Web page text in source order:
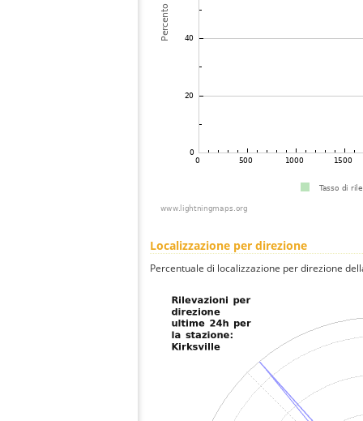
Localizzazione per direzione
Percentuale di localizzazione per direzione